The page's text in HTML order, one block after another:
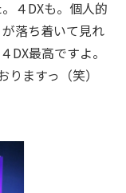
４DXも。個人的
落ち着いて見れ
DX最高ですよ。
ますっ（笑）